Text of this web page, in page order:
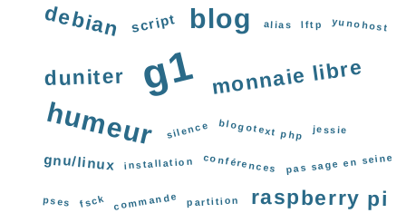
debian script blog alias lftp yunohost
duniter g1 monnaie libre
humeur silence blogotext php jessie
gnu/linux installation conférences pas sage en seine
pses fsck commande partition raspberry pi